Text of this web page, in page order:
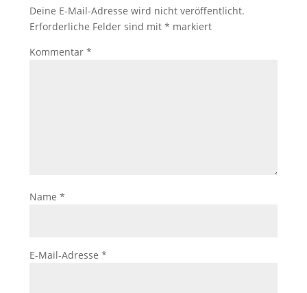
Deine E-Mail-Adresse wird nicht veröffentlicht.
Erforderliche Felder sind mit * markiert
Kommentar *
Name *
E-Mail-Adresse *